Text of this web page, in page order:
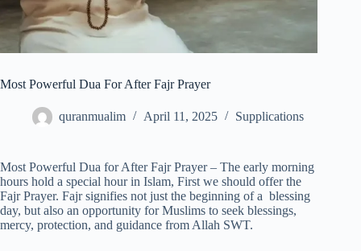
Most Powerful Dua For After Fajr Prayer
quranmualim April 11, 2025 Supplications
Most Powerful Dua for After Fajr Prayer – The early morning
hours hold a special hour in Islam, First we should offer the
Fajr Prayer. Fajr signifies not just the beginning of a blessing
day, but also an opportunity for Muslims to seek blessings,
mercy, protection, and guidance from Allah SWT.